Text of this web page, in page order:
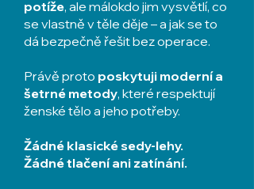
potíže, ale málokdo jim vysvětlí, co
se vlastně v těle děje – a jak se to
dá bezpečně řešit bez operace.
Právě proto poskytuji moderní a
šetrné metody, které respektují
ženské tělo a jeho potřeby.
Žádné klasické sedy-lehy.
Žádné tlačení ani zatínání.